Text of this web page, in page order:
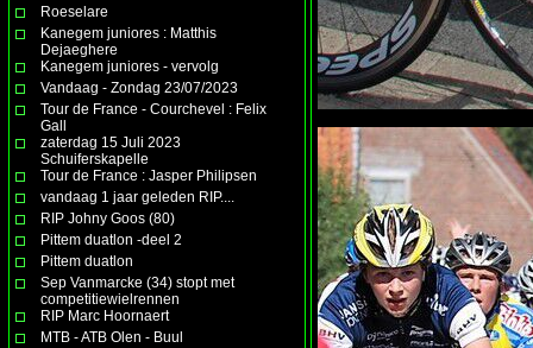
Roeselare
Kanegem juniores : Matthis
Dejaeghere
Kanegem juniores - vervolg
Vandaag - Zondag 23/07/2023
Tour de France - Courchevel : Felix
Gall
zaterdag 15 Juli 2023
Schuiferskapelle
Tour de France : Jasper Philipsen
vandaag 1 jaar geleden RIP....
RIP Johny Goos (80)
Pittem duatlon -deel 2
Pittem duatlon
Sep Vanmarcke (34) stopt met
competitiewielrennen
RIP Marc Hoornaert
MTB - ATB Olen - Buul